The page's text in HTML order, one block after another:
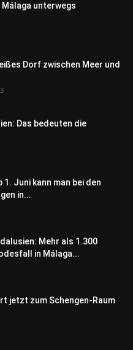
Málaga unterwegs
Dorf zwischen Meer und
Das bedeuten die
1. Juni kann man bei den
in...
Mehr als 1.300
in Málaga...
jetzt zum Schengen-Raum